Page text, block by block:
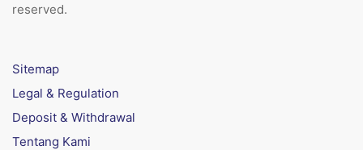
reserved.
Sitemap
Legal & Regulation
Deposit & Withdrawal
Tentang Kami